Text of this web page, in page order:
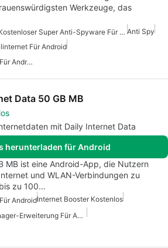
Werkzeuge, das
Kostenloser Super Anti-Spyware Für Android Anti Spy
Für Android
Geschwindigkeitsverstärker Für Android
Data 50 GB MB
mit Daily Internet Data
herunterladen für Android
MB ist eine Android-App, die Nutzern
und WLAN-Verbindungen zu
zu 100…
AndroidInternet Booster Kostenlos
Internet-Manager-Erweiterung Für Android